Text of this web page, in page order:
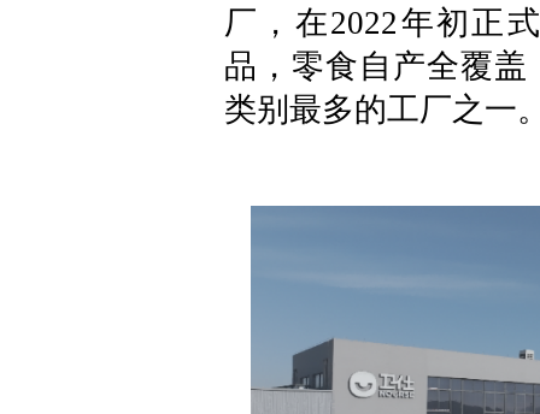
厂，在2022年初正
品，零食自产全覆
类别最多的工厂之一